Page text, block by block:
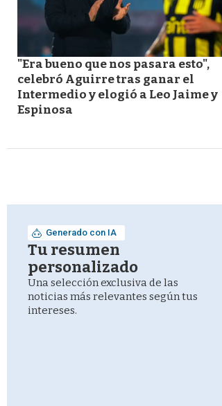
"Era bueno que nos pasara esto",
celebró Aguirre tras ganar el
Intermedio y elogió a Leo Jaime y
Espinosa
Generado con IA
Tu resumen
personalizado
Una selección exclusiva de las
noticias más relevantes según tus
intereses.